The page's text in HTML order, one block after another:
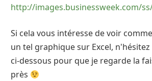
http://images.businessweek.com/
Si cela vous intéresse de voir
un tel graphique sur Excel,
ci-dessous pour que je regarde la
près